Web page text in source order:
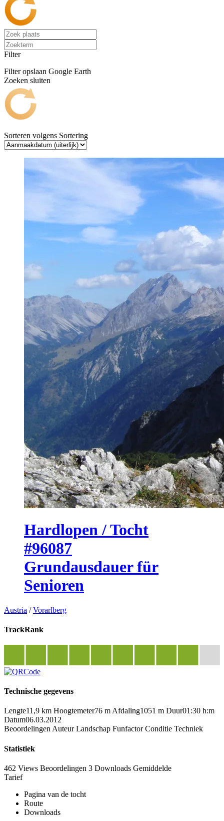
Filter
Filter opslaan Google Earth
Zoeken sluiten
Sorteren volgens Sortering
Hardlopen / Tocht
#96087
Grundausdauer für
Senioren
Austria /Vorarlberg
TrackRank
Technische gegevens
Lengte11,9 km Hoogtemeter76 m Afdaling1051 m Duur01:30 h:m
Datum06.03.2012
Beoordelingen Auteur Landschap Funfactor Conditie Techniek
Statistiek
462 Views Beoordelingen 3 Downloads Gemiddelde
Tarief
Pagina van de tocht
Route
Downloads